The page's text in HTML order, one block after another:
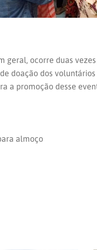
geral, ocorre duas
doação dos
a promoção desse
almoço